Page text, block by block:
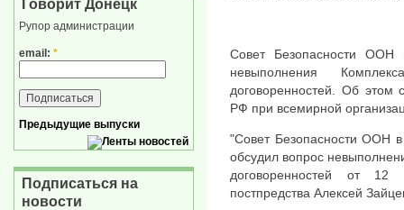
Совет Безопасности ООН
невыполнения
договоренностей. Об этом
РФ при всемирной
"Совет Безопасности ООН
обсудил вопрос
договоренностей от 12
постпредства Алексей
Говорит Донецк
Рупор администрации
email: *
Предыдущие выпуски
Подписаться на
новости